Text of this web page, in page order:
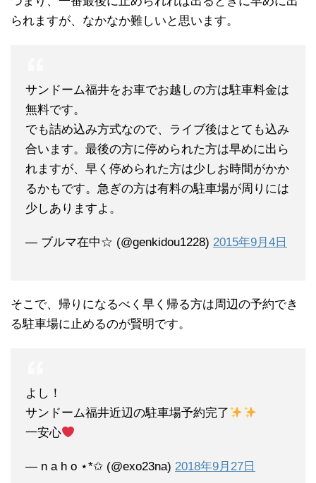
られますが、なかなか難しいと思います。
サンドーム福井をお車でお越しの方は駐車料金は
無料です。
でも詰め込み方式なので、ライブ後はとても込み
合います。最後の方に停められた方は早めに出ら
れますが、早く停められた方は少しお時間がかか
るかもです。急ぎの方は有料の駐車場が周りには
少しありますよ。
— ブルマ在中☆ (@genkidou1228) 2015年9月4日
そこで、帰りになるべく早く帰る方は周辺の予約でき
る駐車場に止めるのが賢明です。
よし！
サンドーム福井近辺の駐車場予約完了
一安心
— n a h o ⋆*✩ (@exo23na) 2018年9月27日